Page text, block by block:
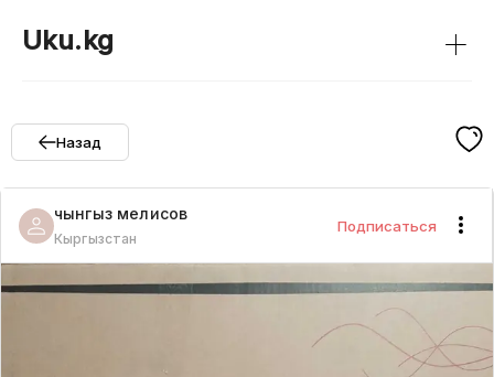
Uku.kg +
Назад
чынгыз мелисов
Кыргызстан
Подписаться